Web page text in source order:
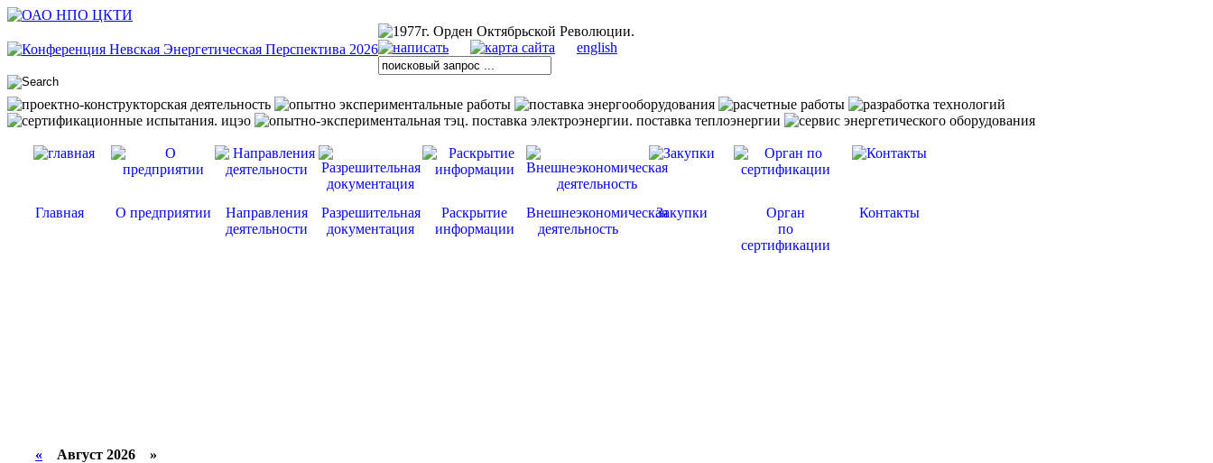
english
Главная О предприятии
Направления
деятельности
Разрешительная
документация
Раскрытие
информации
Внешнеэкономическая
деятельность
Закупки
Орган
по
сертификации
Контакты
« Август 2026 »